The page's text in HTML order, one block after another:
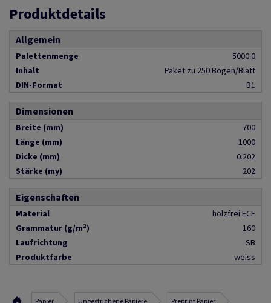
Produktdetails
Allgemein
Palettenmenge
5000.0
Inhalt
Paket zu 250 Bogen/Blatt
DIN-Format
B1
Dimensionen
Breite (mm)
700
Länge (mm)
1000
Dicke (mm)
0.202
Stärke (my)
202
Eigenschaften
Material
holzfrei ECF
Grammatur (g/m²)
160
Laufrichtung
SB
Produktfarbe
weiss
Papier Ungestrichene Papiere Preprint Papier